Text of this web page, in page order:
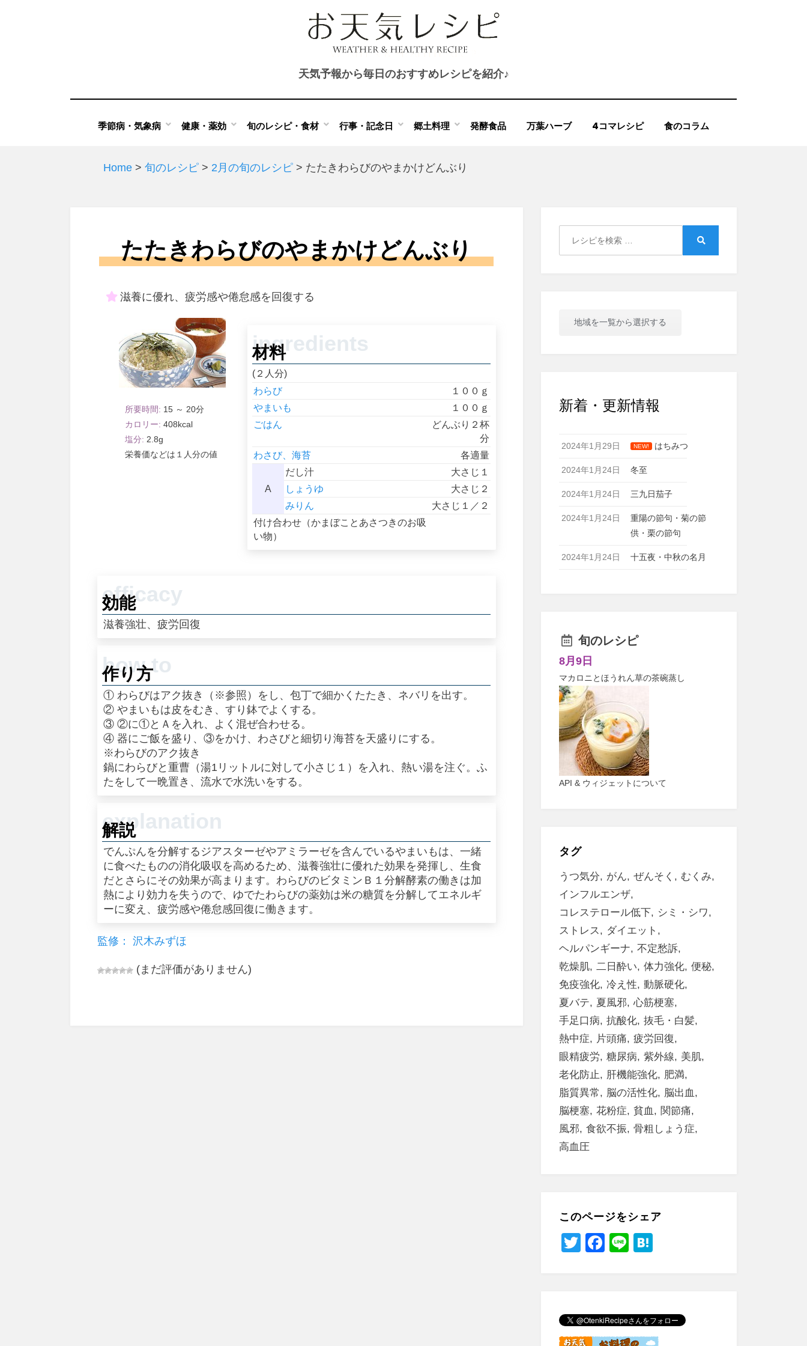
天気予報から毎日のおすすめレシピを紹介♪
季節病・気象病 健康・薬効 旬のレシピ・食材 行事・記念日 郷土料理 発酵食品 万葉ハーブ 4コマレシピ 食のコラム
Home > 旬のレシピ > 2月の旬のレシピ > たたきわらびのやまかけどんぶり
たたきわらびのやまかけどんぶり
滋養に優れ、疲労感や倦怠感を回復する
15 ～ 20
408
2.8
１人分
材料
(２人分)
わらび
１００ｇ
やまいも
１００ｇ
ごはん
どんぶり２杯
分
わさび、海苔
各適量
A
だし汁
大さじ１
しょうゆ
大さじ２
みりん
大さじ１／２
付け合わせ（かまぼことあさつきのお吸
い物）
効能
滋養強壮、疲労回復
作り方
① わらびはアク抜き（※参照）をし、包丁で細かくたたき、ネバリを出す。
② やまいもは皮をむき、すり鉢でよくする。
③ ②に①とＡを入れ、よく混ぜ合わせる。
④ 器にご飯を盛り、③をかけ、わさびと細切り海苔を天盛りにする。
※わらびのアク抜き
鍋にわらびと重曹（湯1リットルに対して小さじ１）を入れ、熱い湯を注ぐ。ふ
たをして一晩置き、流水で水洗いをする。
解説
でんぷんを分解するジアスターゼやアミラーゼを含んでいるやまいもは、一緒
に食べたものの消化吸収を高めるため、滋養強壮に優れた効果を発揮し、生食
だとさらにその効果が高まります。わらびのビタミンＢ１分解酵素の働きは加
熱により効力を失うので、ゆでたわらびの薬効は米の糖質を分解してエネルギ
ーに変え、疲労感や倦怠感回復に働きます。
監修： 沢木みずほ
(まだ評価がありません)
地域を一覧から選択する
新着・更新情報
2024年1月29日 NEW! はちみつ
2024年1月24日 冬至
2024年1月24日 三九日茄子
2024年1月24日
重陽の節句・菊の節
供・栗の節句
2024年1月24日 十五夜・中秋の名月
旬のレシピ
8月9日
マカロニとほうれん草の茶碗蒸し
API & ウィジェットについて
タグ
うつ気分 がん ぜんそく
むくみ
インフルエンザ
コレステロール低下
シミ・シワ
ストレス
ダイエット
ヘルパンギーナ
不定愁訴
乾燥肌 二日酔い 体力強化 便秘
免疫強化 冷え性
動脈硬化
夏バテ
夏風邪
心筋梗塞
手足口病
抗酸化 抜毛・白髪
熱中症
片頭痛
疲労回復
眼精疲労
糖尿病 紫外線
美肌
老化防止
肝機能強化
肥満
脂質異常
脳の活性化
脳出血
脳梗塞
花粉症 貧血
関節痛
風邪
食欲不振
骨粗しょう症
高血圧
このページをシェア
T
F
b
o
Li
a